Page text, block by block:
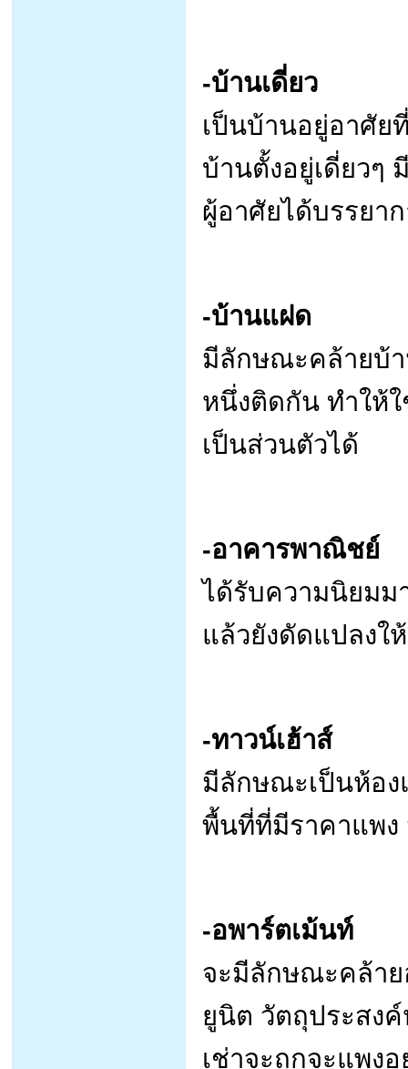
-บ้านเดี่ยว
เป็นบ้านอยู่อาศั
บ้านตั้งอยู่เดี่ยวๆ
ผู้อาศัยได้บรรยา
-บ้านแฝด
มีลักษณะคล้ายบ้า
หนึ่งติดกัน ทำให้
เป็นส่วนตัวได้
-อาคารพาณิชย์
ได้รับความนิยมม
แล้วยังดัดแปลงใ
-ทาวน์เฮ้าส์
มีลักษณะเป็นห้อง
พื้นที่ที่มีราคาแพง
-อพาร์ตเม้นท์
จะมีลักษณะคล้า
ยูนิต วัตถุประสง
เช่าจะถูกจะแพง